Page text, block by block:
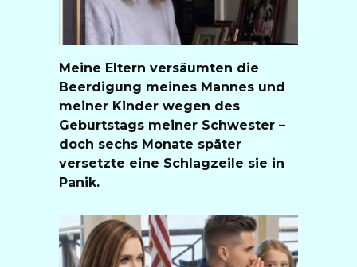
Meine Eltern versäumten die
Beerdigung meines Mannes und
meiner Kinder wegen des
Geburtstags meiner Schwester –
doch sechs Monate später
versetzte eine Schlagzeile sie in
Panik.